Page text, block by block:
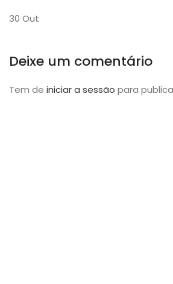
30 Out
Deixe um comentário
Tem de iniciar a sessão para